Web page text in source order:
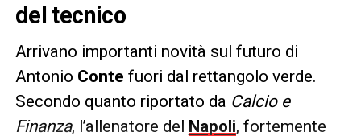
del tecnico
Arrivano importanti novità sul futuro di
Antonio Conte fuori dal rettangolo verde.
Secondo quanto riportato da Calcio e
Finanza, l’allenatore del Napoli, fortemente